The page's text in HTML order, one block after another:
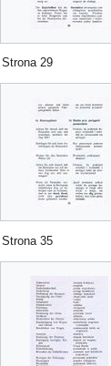
Strona 29
Strona 35